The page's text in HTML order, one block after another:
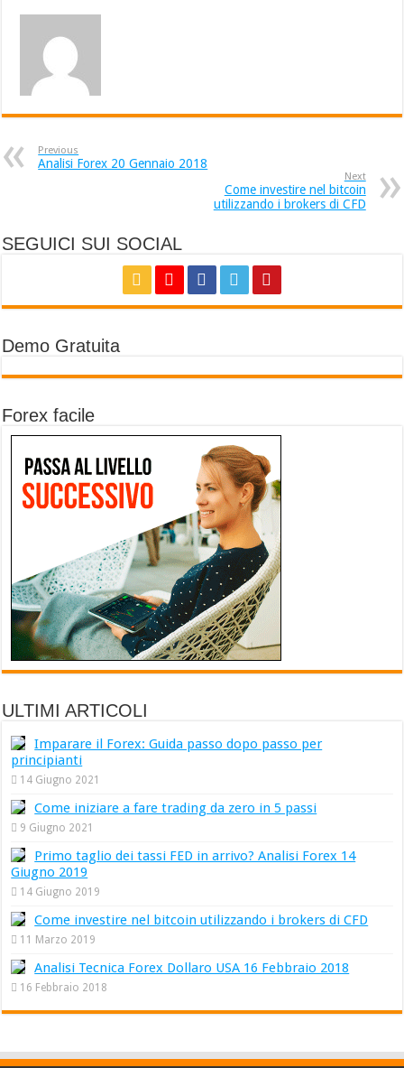
Previous
Analisi Forex 20 Gennaio 2018
Next
Come investire nel bitcoin
utilizzando i brokers di CFD
SEGUICI SUI SOCIAL
Demo Gratuita
Forex facile
ULTIMI ARTICOLI
Imparare il Forex: Guida passo dopo passo per
principianti
14 Giugno 2021
Come iniziare a fare trading da zero in 5 passi
9 Giugno 2021
Primo taglio dei tassi FED in arrivo? Analisi Forex 14
Giugno 2019
14 Giugno 2019
Come investire nel bitcoin utilizzando i brokers di CFD
11 Marzo 2019
Analisi Tecnica Forex Dollaro USA 16 Febbraio 2018
16 Febbraio 2018